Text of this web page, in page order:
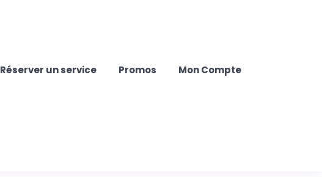
Réserver un service Promos Mon Compte